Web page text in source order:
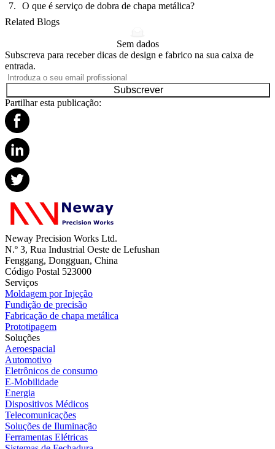
O que é serviço de dobra de chapa metálica?
Related Blogs
Sem dados
Subscreva para receber dicas de design e fabrico na sua caixa de
entrada.
Subscrever
Partilhar esta publicação:
Neway Precision Works Ltd.
N.º 3, Rua Industrial Oeste de Lefushan
Fenggang, Dongguan, China
Código Postal 523000
Serviços
Moldagem por Injeção
Fundição de precisão
Fabricação de chapa metálica
Prototipagem
Soluções
Aeroespacial
Automotivo
Eletrônicos de consumo
E-Mobilidade
Energia
Dispositivos Médicos
Telecomunicações
Soluções de Iluminação
Ferramentas Elétricas